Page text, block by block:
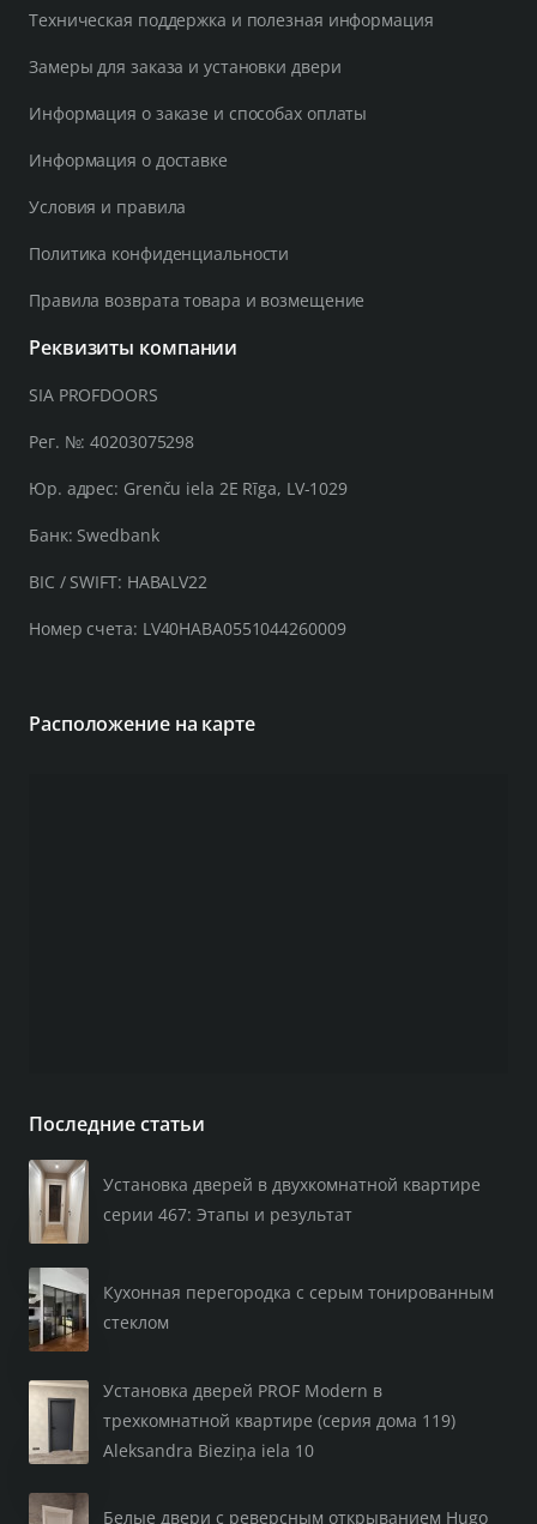
Техническая поддержка и полезная информация
Замеры для заказа и установки двери
Информация о заказе и способах оплаты
Информация о доставке
Условия и правила
Политика конфиденциальности
Правила возврата товара и возмещение
Реквизиты компании
SIA PROFDOORS
Рег. №: 40203075298
Юр. адрес: Grenču iela 2E Rīga, LV-1029
Банк: Swedbank
BIC / SWIFT: HABALV22
Номер счета: LV40HABA0551044260009
Расположение на карте
Последние статьи
Установка дверей в двухкомнатной квартире
серии 467: Этапы и результат
Кухонная перегородка с серым тонированным
стеклом
Установка дверей PROF Modern в
трехкомнатной квартире (серия дома 119)
Aleksandra Bieziņa iela 10
Белые двери с реверсным открыванием Hugo